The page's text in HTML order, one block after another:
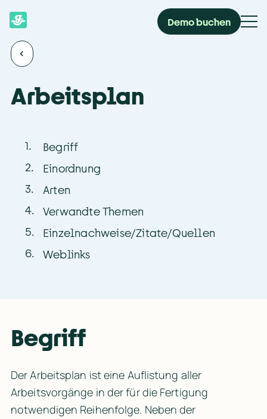
Demo buchen
Arbeitsplan
1.
Begriff
2.
Einordnung
3.
Arten
4.
Verwandte Themen
5.
Einzelnachweise/Zitate/Quellen
6. Weblinks
Begriff
Der Arbeitsplan ist eine Auflistung aller
Arbeitsvorgänge in der für die Fertigung
notwendigen Reihenfolge. Neben der